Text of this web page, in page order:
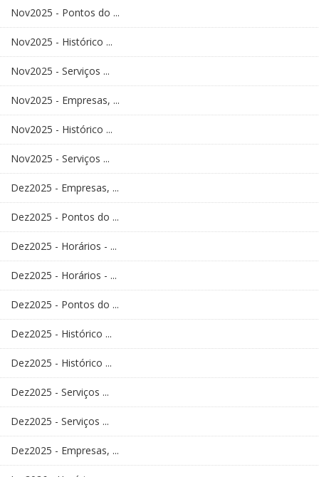
Nov2025 - Pontos do ...
Nov2025 - Histórico ...
Nov2025 - Serviços ...
Nov2025 - Empresas, ...
Nov2025 - Histórico ...
Nov2025 - Serviços ...
Dez2025 - Empresas, ...
Dez2025 - Pontos do ...
Dez2025 - Horários - ...
Dez2025 - Horários - ...
Dez2025 - Pontos do ...
Dez2025 - Histórico ...
Dez2025 - Histórico ...
Dez2025 - Serviços ...
Dez2025 - Serviços ...
Dez2025 - Empresas, ...